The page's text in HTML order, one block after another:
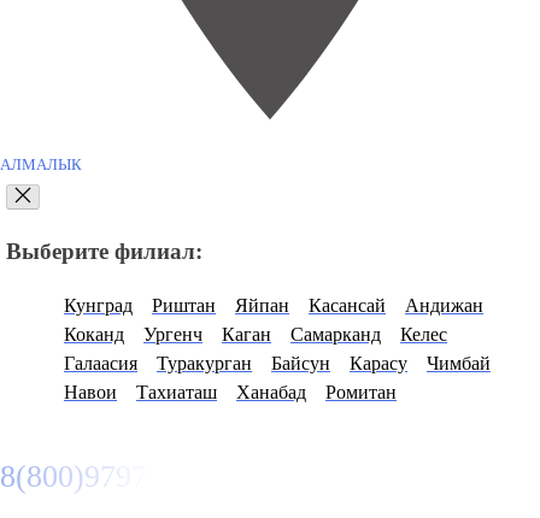
АЛМАЛЫК
Выберите филиал:
Кунград Риштан Яйпан Касансай
Андижан
Коканд
Ургенч Каган Самарканд
Келес
Галаасия
Туракурган Байсун Карасу
Чимбай
Навои
Тахиаташ Ханабад Ромитан
8(800)9797043